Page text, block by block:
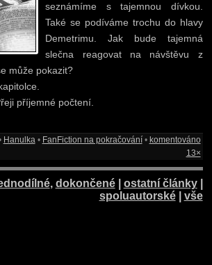
seznámíme s tajemnou dívkou.
Také se podíváme trochu do hlavy
Demetrimu. Jak bude tajemná
slečna reagovat na návštěvu z
může pokazit?
příjemné počtení.
Hanulka• FanFiction na pokračování• komentováno
13×
, dokončené| ostatní články|
spoluautorské| vše